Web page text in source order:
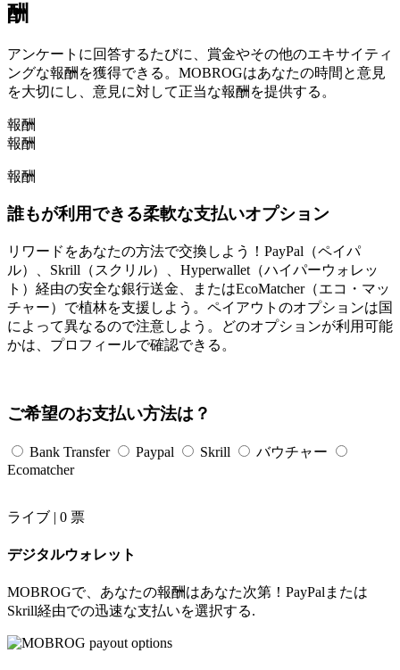
酬
アンケートに回答するたびに、賞金やその他のエキサイティ
ングな報酬を獲得できる。MOBROGはあなたの時間と意見
を大切にし、意見に対して正当な報酬を提供する。
報酬
報酬
報酬
誰もが利用できる柔軟な支払いオプション
リワードをあなたの方法で交換しよう！PayPal（ペイパ
ル）、Skrill（スクリル）、Hyperwallet（ハイパーウォレッ
ト）経由の安全な銀行送金、またはEcoMatcher（エコ・マッ
チャー）で植林を支援しよう。ペイアウトのオプションは国
によって異なるので注意しよう。どのオプションが利用可能
かは、プロフィールで確認できる。
ご希望のお支払い方法は？
Bank Transfer Paypal Skrill
バウチャー
Ecomatcher
ライブ | 0 票
デジタルウォレット
MOBROGで、あなたの報酬はあなた次第！PayPalまたは
Skrill経由での迅速な支払いを選択する.